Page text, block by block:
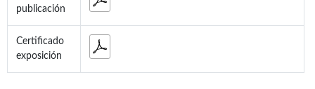
publicación
Certificado
exposición